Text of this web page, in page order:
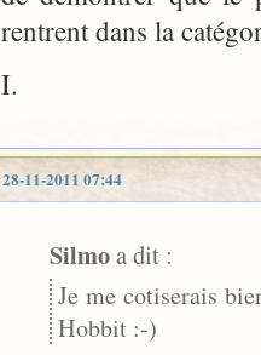
rentrent dans la
I.
28-11-2011 07:44
Silmoa dit :
Je me cotiserais
Hobbit :-)